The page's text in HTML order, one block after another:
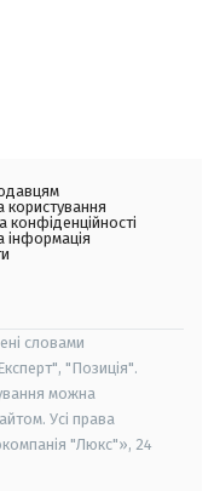
користування
конфіденційності
інформація
словами
"Позиція".
можна
Усі права
"Люкс"», 24